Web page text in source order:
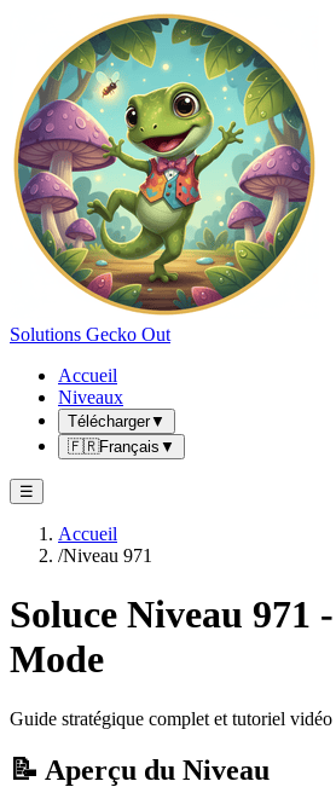
Solutions Gecko Out
Accueil
Niveaux
Télécharger▼
🇫🇷Français ▼
☰
Accueil
/Niveau 971
Soluce Niveau 971
Mode
Guide stratégique complet et tutoriel
📝 Aperçu du Niveau